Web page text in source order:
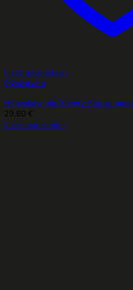
Lisää toivelistaan
Pikakatselu
Hopeaköynnös Silvery Ann amppeli
29,80 €
Lisää ostoskoriin